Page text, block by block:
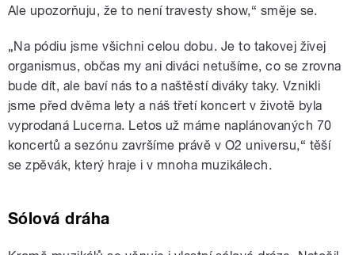
Ale upozorňuju, že to není travesty show,“ směje se.
„Na pódiu jsme všichni celou dobu. Je to takovej živej
organismus, občas my ani diváci netušíme, co se zrovna
bude dít, ale baví nás to a naštěstí diváky taky. Vznikli
jsme před dvěma lety a náš třetí koncert v životě byla
vyprodaná Lucerna. Letos už máme naplánovaných 70
koncertů a sezónu završíme právě v O2 universu,“ těší
se zpěvák, který hraje i v mnoha muzikálech.
Sólová dráha